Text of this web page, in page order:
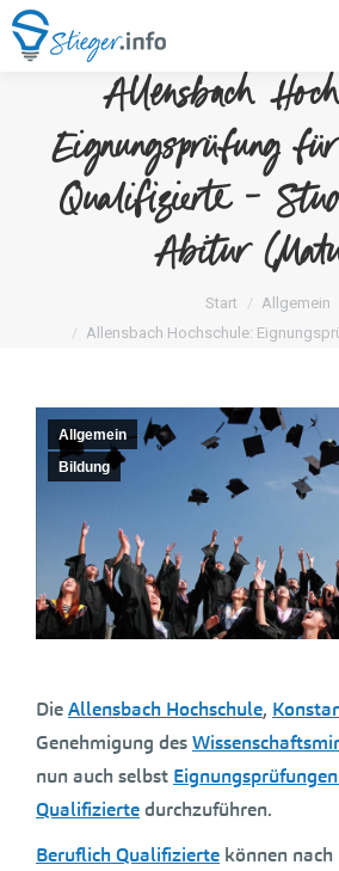
Allensbach
Eignungsprüfung
Qualifizierte –
Abitur
Sie befinden sich hier:Start
Allgemein
Allensbach Hochschule:
Allgemein
Bildung
DieAllensbach Hochschule,
Genehmigung des
nun auch selbst
Qualifiziertedurchzuführen.
Beruflich Qualifizierte können nach